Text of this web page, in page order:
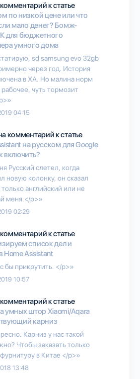
к статье
по низкой цене или что
мало денег? Бомж-
для бюджетного
умного дома
sd samsung evo 32gb
через год. История
в ХА. Но малина норм
чуть тормозит
04:15
комментарий к статье
на русском для Google
включить?
Русский слетел, когда
новую колонку, он сказал
английский или не
меня.</p>»
02:29
к статье
список дел и
Home Assistant
бы прикрутить. </p>»
10:57
к статье
умных штор Xiaomi/Aqara
карниз
Карниз у нас такой
Чтобы заказать только
в Китае </p>»
13:48